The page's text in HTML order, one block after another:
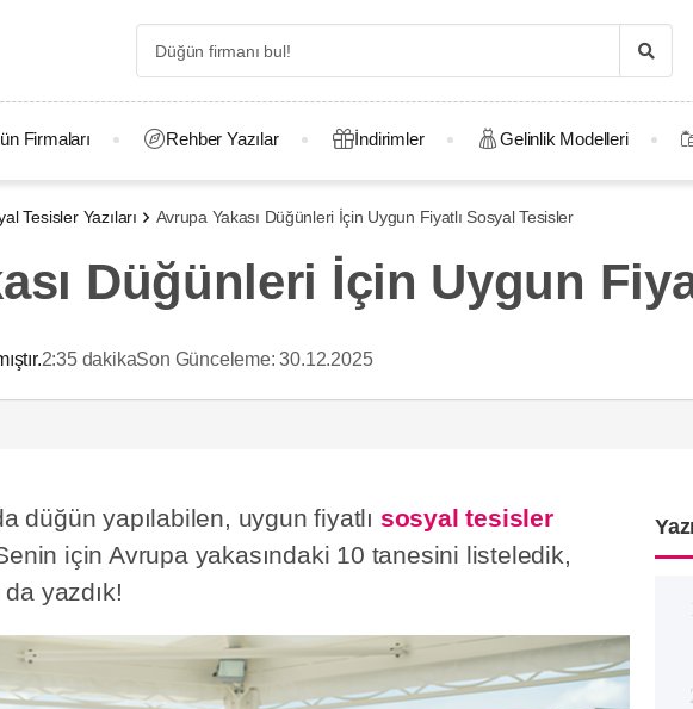
Firmaları Rehber Yazılar İndirimler Gelinlik Modelleri
Tesisler Yazıları Avrupa Yakası Düğünleri İçin Uygun Fiyatlı Sosyal Tesisler
Düğünleri İçin Uygun
2:35 dakikaSon Günceleme: 30.12.2025
düğün yapılabilen, uygun fiyatlı sosyal tesisler
için Avrupa yakasındaki 10 tanesini listeledik,
da yazdık!